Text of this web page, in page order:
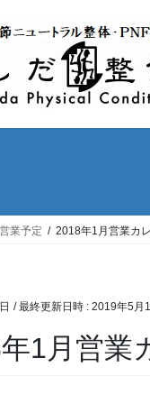
営業予定 2018年1月営業カ
/ 最終更新日時 : 2019年5月
1月営業